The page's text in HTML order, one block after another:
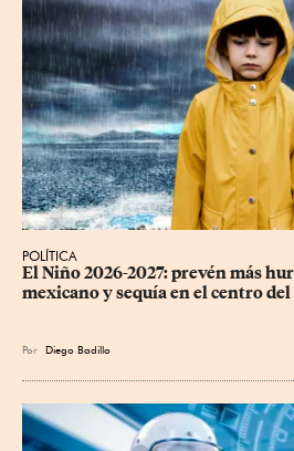
POLÍTICA
El Niño 2026-2027: prevén más
mexicano y sequía en el centro del
Por Diego Badillo